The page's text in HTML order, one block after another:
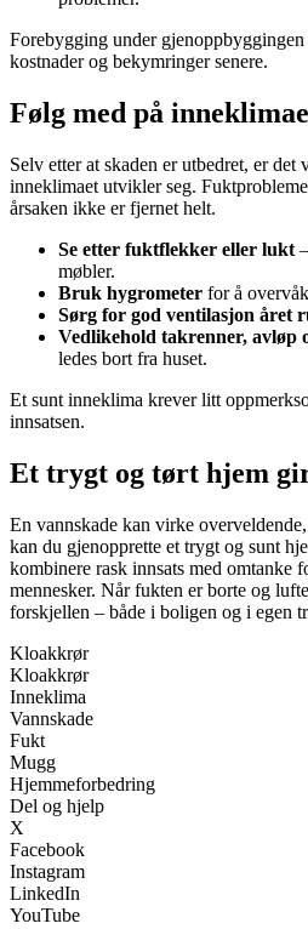
Forebygging under gjenoppbyggingen
kostnader og bekymringer senere.
Følg med på
Selv etter at skaden er utbedret, er
inneklimaet utvikler seg.
årsaken ikke er fjernet helt.
Se etter fuktflekker eller lukt
møbler.
Bruk hygrometer for å
Sørg for god ventilasjon året
Vedlikehold takrenner, avløp
ledes bort fra huset.
Et sunt inneklima krever litt
innsatsen.
Et trygt og tørt hjem
En vannskade kan virke
kan du gjenopprette et trygt og sunt
kombinere rask innsats med omtanke
mennesker. Når fukten er borte og
forskjellen – både i boligen og i egen
Kloakkrør
Kloakkrør
Inneklima
Vannskade
Fukt
Mugg
Hjemmeforbedring
Del og hjelp
X
Facebook
Instagram
LinkedIn
YouTube